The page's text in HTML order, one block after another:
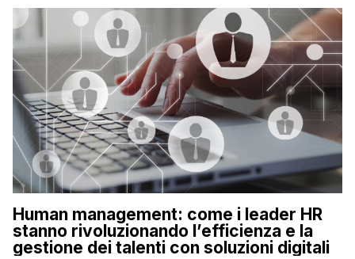
operazioni, bensì comporta […]
Human management: come i leader HR
stanno rivoluzionando l’efficienza e la
gestione dei talenti con soluzioni digitali